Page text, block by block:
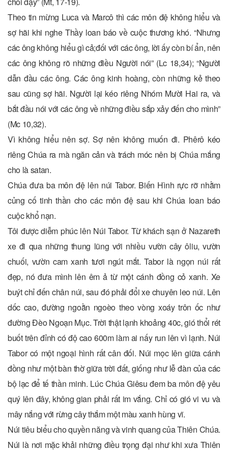
Theo tin mừng Luca và Marcô thì các môn đệ không hiểu và
sợ hãi khi nghe Thầy loan báo về cuộc thương khó. “Nhưng
các ông không hiểu gì cả;đối với các ông, lời ấy còn bí ẩn, nên
các ông không rõ những điều Người nói” (Lc 18,34); “Người
dẫn đầu các ông. Các ông kinh hoàng, còn những kẻ theo
sau cũng sợ hãi. Người lại kéo riêng Nhóm Mười Hai ra, và
bắt đầu nói với các ông về những điều sắp xảy đến cho mình”
(Mc 10,32).
Vì không hiểu nên sợ. Sợ nên không muốn đi. Phêrô kéo
riêng Chúa ra mà ngăn cản và trách móc nên bị Chúa mắng
cho là satan.
Chúa đưa ba môn đệ lên núi Tabor. Biến Hình rực rỡ nhằm
củng cố tinh thần cho các môn đệ sau khi Chúa loan báo
cuộc khổ nạn.
Tôi được diễm phúc lên Núi Tabor. Từ khách sạn ở Nazareth
xe đi qua những thung lũng với nhiều vườn cây ôliu, vườn
chuối, vườn cam xanh tươi ngút mắt. Tabor là ngọn núi rất
đẹp, nó đưa mình lên êm ả từ một cánh đồng cỏ xanh. Xe
buýt chỉ đến chân núi, sau đó phải đổi xe chuyên leo núi. Lên
dốc cao, đường ngoằn ngoèo theo vòng xoáy trôn ốc như
đường Đèo Ngoạn Mục. Trời thật lạnh khoảng 40c, gió thổi rét
buốt trên đỉnh có độ cao 600m làm ai nấy run lên vì lạnh. Núi
Tabor có một ngoại hình rất cân đối. Núi mọc lên giữa cánh
đồng như một bàn thờ giữa trời đất, giống như lễ đàn của các
bộ lạc để tế thần minh. Lúc Chúa Giêsu đem ba môn đệ yêu
quý lên đây, không gian phải rất im vắng. Chỉ có gió vi vu và
mây nắng với rừng cây thắm một màu xanh hùng vĩ.
Núi tiêu biểu cho quyền năng và vinh quang của Thiên Chúa.
Núi là nơi mặc khải những điều trọng đại như khi xưa Thiên